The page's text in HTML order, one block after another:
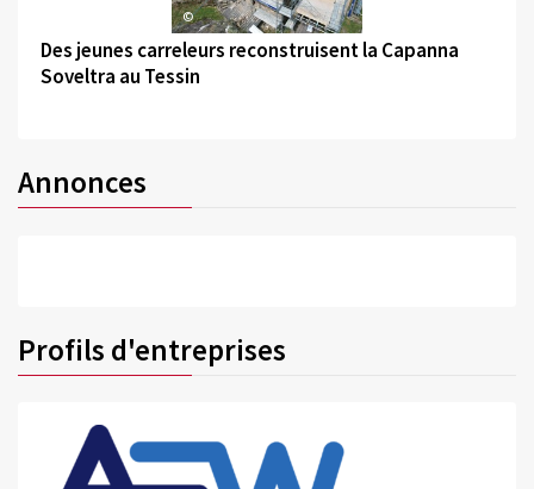
©
Des jeunes carreleurs reconstruisent la Capanna
Soveltra au Tessin
Annonces
Profils d'entreprises